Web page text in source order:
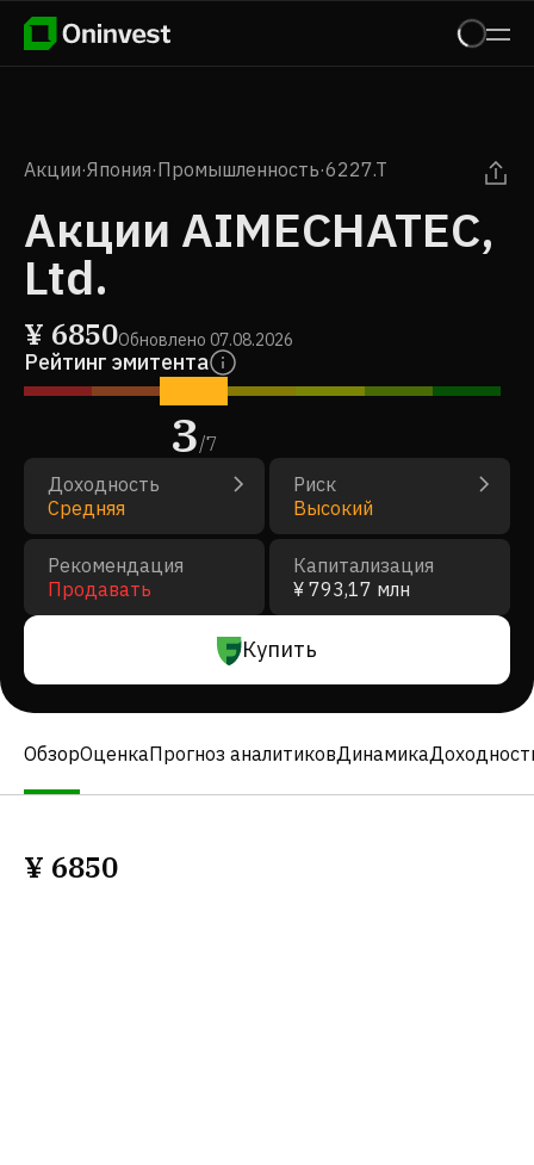
Акции·Япония·Промышленность·6227.T
Акции AIMECHATEC,
Ltd.
¥ 6850Обновлено 07.08.2026
Рейтинг эмитента
3/7
Доходность
Средняя
Риск
Высокий
Рекомендация
Продавать
Капитализация
¥ 793,17 млн
Купить
ОбзорОценкаПрогноз аналитиковДинамика
¥ 6850